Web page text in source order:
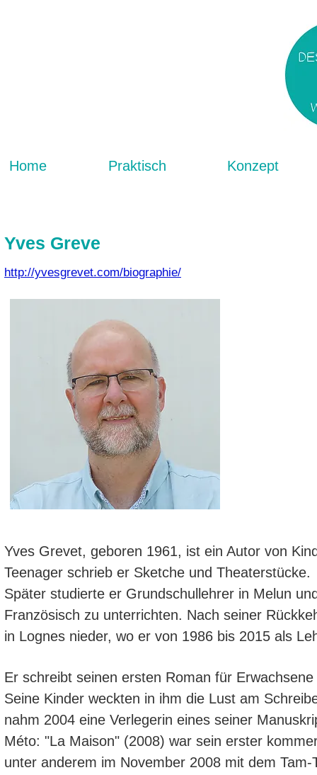
Home Praktisch Konzept
Yves Greve
http://yvesgrevet.com/biographie/
Yves Grevet, geboren 1961, ist ein Autor von
Teenager schrieb er Sketche und Theaterstücke.
Später studierte er Grundschullehrer in Melun
Französisch zu unterrichten. Nach seiner
in Lognes nieder, wo er von 1986 bis 2015 als
Er schreibt seinen ersten Roman für
Seine Kinder weckten in ihm die Lust am
nahm 2004 eine Verlegerin eines seiner
Méto: "La Maison" (2008) war sein erster
unter anderem im November 2008 mit dem